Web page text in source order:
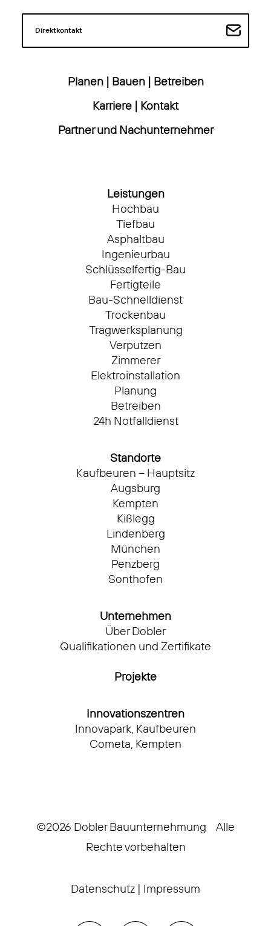
Direktkontakt
Planen| Bauen| Betreiben
Karriere | Kontakt
Partner und Nachunternehmer
Leistungen
Hochbau
Tiefbau
Asphaltbau
Ingenieurbau
Schlüsselfertig-Bau
Fertigteile
Bau-Schnelldienst
Trockenbau
Tragwerksplanung
Verputzen
Zimmerer
Elektroinstallation
Planung
Betreiben
24h Notfalldienst
Standorte
Kaufbeuren – Hauptsitz
Augsburg
Kempten
Kißlegg
Lindenberg
München
Penzberg
Sonthofen
Unternehmen
Über Dobler
Qualifikationen und Zertifikate
Projekte
Innovationszentren
Innovapark, Kaufbeuren
Cometa, Kempten
©2026 Dobler Bauunternehmung Alle
Rechte vorbehalten
Datenschutz | Impressum